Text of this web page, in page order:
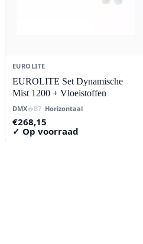
EUROLITE
EUROLITE Set Dynamische
Mist 1200 + Vloeistoffen
DMX Horizontaal
€268,15
✓ Op voorraad